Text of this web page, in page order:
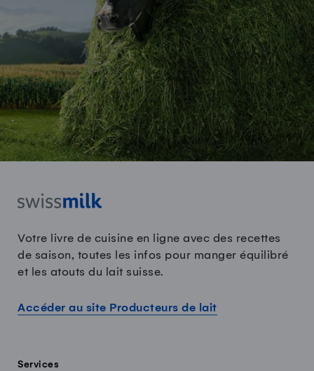
Votre livre de cuisine en ligne avec des recettes
de saison, toutes les infos pour manger équilibré
et les atouts du lait suisse.
Accéder au site Producteurs de lait
Services